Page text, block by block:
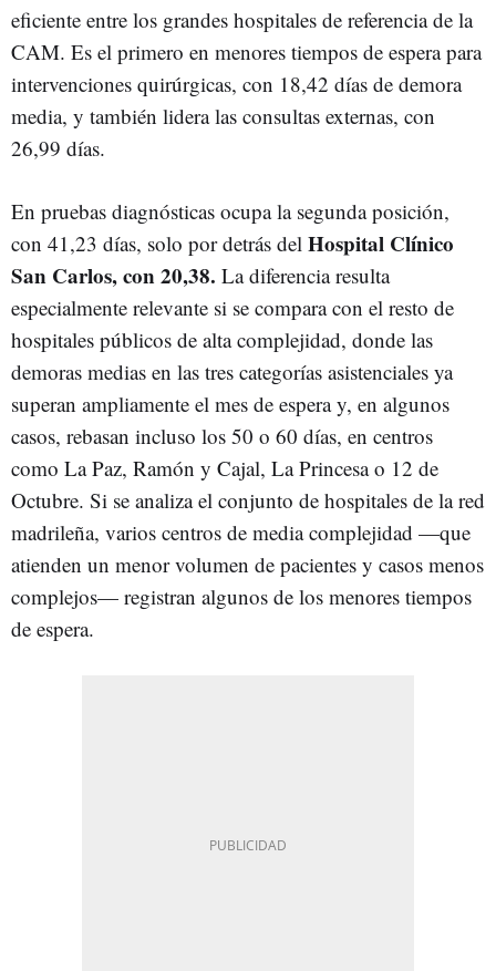
eficiente entre los grandes hospitales de referencia de la
CAM. Es el primero en menores tiempos de espera para
intervenciones quirúrgicas, con 18,42 días de demora
media, y también lidera las consultas externas, con
26,99 días.
En pruebas diagnósticas ocupa la segunda posición,
con 41,23 días, solo por detrás del Hospital Clínico
San Carlos, con 20,38. La diferencia resulta
especialmente relevante si se compara con el resto de
hospitales públicos de alta complejidad, donde las
demoras medias en las tres categorías asistenciales ya
superan ampliamente el mes de espera y, en algunos
casos, rebasan incluso los 50 o 60 días, en centros
como La Paz, Ramón y Cajal, La Princesa o 12 de
Octubre. Si se analiza el conjunto de hospitales de la red
madrileña, varios centros de media complejidad —que
atienden un menor volumen de pacientes y casos menos
complejos— registran algunos de los menores tiempos
de espera.